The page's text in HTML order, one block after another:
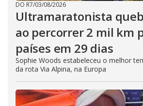
DO R7/03/08/2026
Ultramaratonista
ao percorrer 2 mil km
países em 29 dias
Sophie Woods estabeleceu o melhor
da rota Via Alpina, na Europa